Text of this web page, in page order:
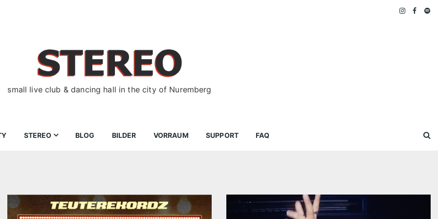
small live club & dancing hall in the city of Nuremberg
STEREO
Wegbeschreibung
BLOG BILDER VORRAUM SUPPORT FAQ